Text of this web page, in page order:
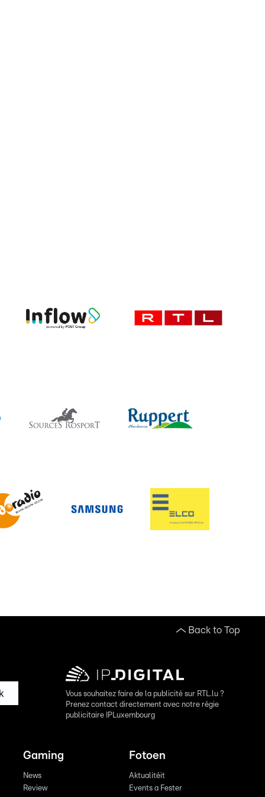
Back to Top
Vous souhaitez faire de la publicité sur RTL.lu ?
Prenez contact directement avec notre régie
publicitaire IPLuxembourg
Gaming
News
Review
Fotoen
Aktualitéit
Events a Fester